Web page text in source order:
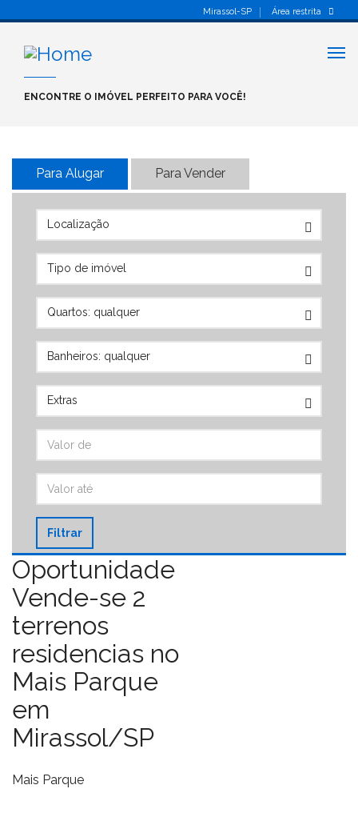
Mirassol-SP Área restrita
ENCONTRE O IMÓVEL PERFEITO PARA VOCÊ!
Para Alugar Para Vender
Filtrar
Oportunidade
Vende-se 2
terrenos
residencias no
Mais Parque
em
Mirassol/SP
Mais Parque